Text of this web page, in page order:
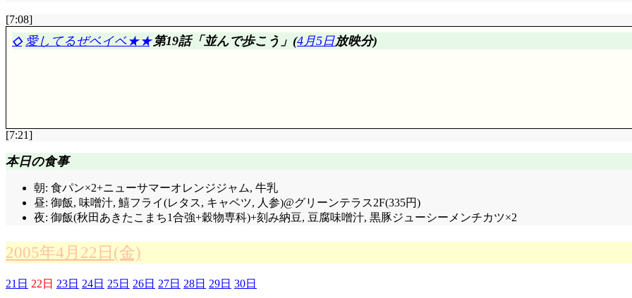
[7:08]
◇ 愛してるぜベイベ★★第19話「並んで歩こう」(4月5日放映分)
評価……☆☆☆☆(前回比: ±0)
い(^^;;;
じょうろで虹を作るのは, ゆーちゃんじゃなくてこころんの特技だよね(こころん違い)。それはさておき, 何度も繰
に深く刺さっていそうですね。そこで結平に親近感を抱いたと。頬赤らめたりしてましたけど, 吊橋効果は別にして,
ような。他に1つ思い付いた事あるんですけど, 流石に問題のある妄想なので書けないなあ。EDに出ていた「森くん」
今回の鉄道: 山手線E231系。片倉家は東急沿線川崎近辺だと予想しているので横浜線の可能性もあるかな, と思った
[7:21]
本日の食事
朝: 食パン×2+ニューサマーオレンジジャム, 牛乳
昼: 御飯, 味噌汁, 鱚フライ(レタス, キャベツ, 人参)@グリーンテラス2F(335円)
夜: 御飯(秋田あきたこまち1合強+穀物専科)+刻み納豆, 豆腐味噌汁, 黒豚ジューシーメンチカツ×2
2005年4月22日(金)
21日 22日 23日 24日 25日 26日 27日 28日 29日 30日